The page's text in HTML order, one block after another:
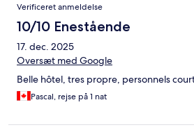
Verificeret anmeldelse
10/10 Enestående
17. dec. 2025
Oversæt med Google
Belle hôtel, tres propre, personnels
Pascal, rejse på 1 nat